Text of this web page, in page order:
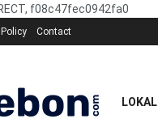
f08c47fec0942fa0
Contact
LOKAL